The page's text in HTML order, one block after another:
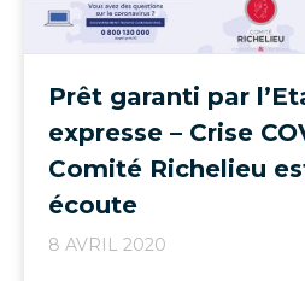
Prêt garanti par
expresse – Crise
Comité Richelieu
écoute
8 AVRIL 2020